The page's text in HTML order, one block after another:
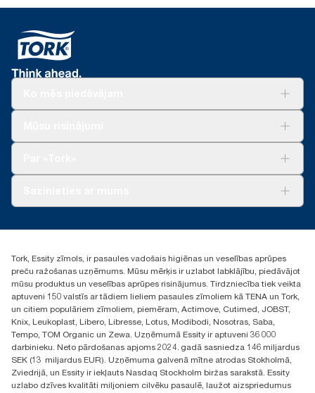
+371 29141799
Atrast izplatītāju
Ulbrokas street 19A
Riga, Latvija
LV-1028
Tork, Essity zīmols, ir pasaules vadošais higiēnas un veselības aprūpes
preču ražošanas uzņēmums. Mūsu mērķis ir uzlabot labklājību, piedāvājot
mūsu produktus un veselības aprūpes risinājumus. Tirdzniecība tiek veikta
aptuveni 150 valstīs ar tādiem lieliem pasaules zīmoliem kā TENA un Tork,
un citiem populāriem zīmoliem, piemēram, Actimove, Cutimed, JOBST,
Knix, Leukoplast, Libero, Libresse, Lotus, Modibodi, Nosotras, Saba,
Tempo, TOM Organic un Zewa. Uzņēmumā Essity ir aptuveni 36 000
darbinieku. Neto pārdošanas apjoms 2024. gadā sasniedza 146 miljardus
SEK (13 miljardus EUR). Uzņēmuma galvenā mītne atrodas Stokholmā,
Zviedrijā, un Essity ir iekļauts Nasdaq Stockholm biržas sarakstā. Essity
uzlabo dzīves kvalitāti miljoniem cilvēku pasaulē, laužot aizspriedumus